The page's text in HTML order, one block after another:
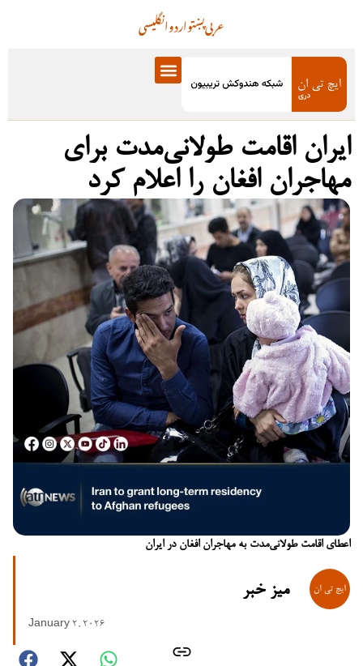
انگلیسیاردوپښتوعربی
ایران اقامت طولانی‌مدت برای
مهاجران افغان را اعلام کرد
اعطای اقامت طولانی‌مدت به مهاجران افغان در ایران
میز خبر
January 2, 2026